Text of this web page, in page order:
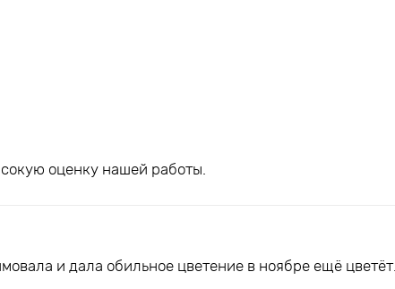
оценку нашей работы.
и дала обильное цветение в ноябре ещё цветёт.